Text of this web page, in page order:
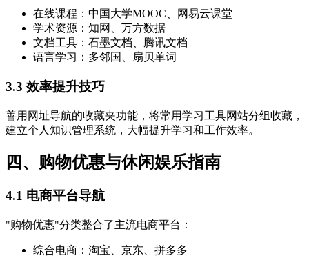
在线课程：中国大学MOOC、网易云课堂
学术资源：知网、万方数据
文档工具：石墨文档、腾讯文档
语言学习：多邻国、扇贝单词
3.3 效率提升技巧
善用网址导航的收藏夹功能，将常用学习工具网站分组收藏，
建立个人知识管理系统，大幅提升学习和工作效率。
四、购物优惠与休闲娱乐指南
4.1 电商平台导航
"购物优惠"分类整合了主流电商平台：
综合电商：淘宝、京东、拼多多